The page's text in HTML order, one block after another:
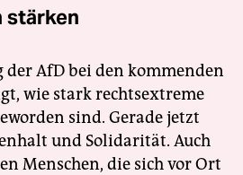
stärken
der AfD bei den kommenden
wie stark rechtsextreme
sind. Gerade jetzt
und Solidarität. Auch
Menschen, die sich vor Ort